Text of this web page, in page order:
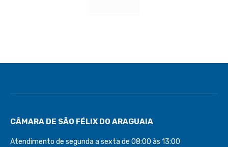
CÂMARA DE SÃO FÉLIX DO ARAGUAIA
Atendimento de segunda a sexta de 08:00 às 13:00